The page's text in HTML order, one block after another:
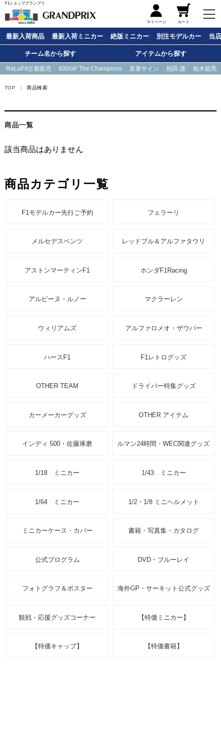
F1ショップグランプリ
マイページ カート
最新入荷商品 最新入荷ミニカー 絶版ミニカー 別注モデルカー 当
チーム名から探す アイテムから探す
ReLaPit古着販売 600GP The Champions 直筆サイン 熱田 護 柏木龍馬
TOP 商品検索
商品一覧
該当商品はありません
商品カテゴリ一覧
F1モデルカー先行ご予約 フェラーリ
メルセデスベンツ レッドブル＆アルファタウリ
アストンマーティンF1 ホンダF1Racing
アルピーヌ・ルノー マクラーレン
ウィリアムズ アルファロメオ・ザウバー
ハースF1 F1レトログッズ
OTHER TEAM ドライバー特集グッズ
カーメーカーグッズ OTHER アイテム
インディ 500・佐藤琢磨 ルマン24時間・WEC関連グッズ
1/18 ミニカー 1/43 ミニカー
1/64 ミニカー 1/2・1/8 ミニヘルメット
ミニカーケース・カバー 書籍・写真集・カタログ
公式プログラム DVD・ブルーレイ
フォトグラフ＆ポスター 海外GP・サーキット公式グッズ
観戦・応援グッズコーナー 【特価ミニカー】
【特価キャップ】 【特価書籍】